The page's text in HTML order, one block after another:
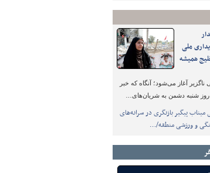
ملی
همیشه
ناگزیر آغاز می‌شود؛ آنگاه که خبر
روز شنبه دشمن به شریان‌های…
میناب پیگیر بازنگری در سرانه‌های
و ورزشی منطقه/…